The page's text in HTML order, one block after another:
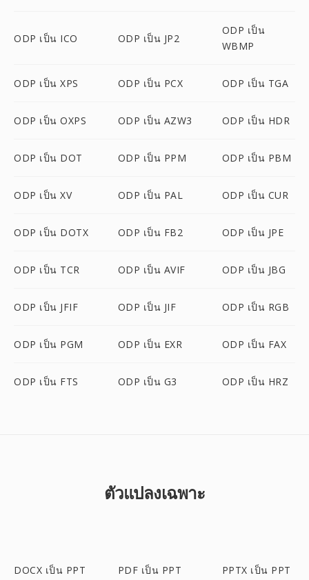
ODP เป็น ICO ODP เป็น JP2
ODP เป็น
WBMP
ODP เป็น XPS ODP เป็น PCX ODP เป็น TGA
ODP เป็น OXPS ODP เป็น AZW3 ODP เป็น HDR
ODP เป็น DOT ODP เป็น PPM ODP เป็น PBM
ODP เป็น XV ODP เป็น PAL ODP เป็น CUR
ODP เป็น DOTX ODP เป็น FB2 ODP เป็น JPE
ODP เป็น TCR ODP เป็น AVIF ODP เป็น JBG
ODP เป็น JFIF ODP เป็น JIF ODP เป็น RGB
ODP เป็น PGM ODP เป็น EXR ODP เป็น FAX
ODP เป็น FTS ODP เป็น G3 ODP เป็น HRZ
ตัวแปลงเฉพาะ
DOCX เป็น PPT PDF เป็น PPT PPTX เป็น PPT